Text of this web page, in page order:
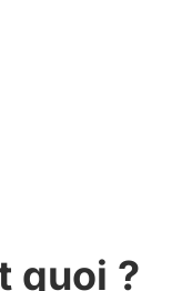
quoi ?